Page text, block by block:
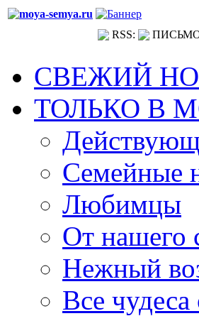
RSS:
СВЕЖИЙ
ТОЛЬКО В
Семейные
Любимцы
От нашего
Нежный
Все чудеса